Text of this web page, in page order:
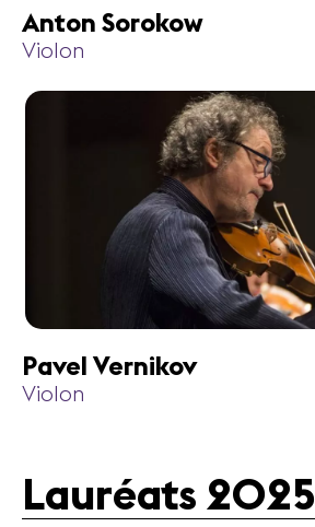
Anton Sorokow
Violon
Pavel Vernikov
Violon
Lauréats 2025